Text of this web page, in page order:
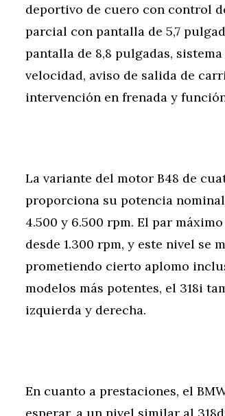
deportivo de cuero con control
parcial con pantalla de 5,7
pantalla de 8,8 pulgadas,
velocidad, aviso de salida de
intervención en frenada y
La variante del motor B48 de
proporciona su potencia
4.500 y 6.500 rpm. El par
desde 1.300 rpm, y este nivel se
prometiendo cierto aplomo
modelos más potentes, el 318i
izquierda y derecha.
En cuanto a prestaciones, el
esperar, a un nivel similar al